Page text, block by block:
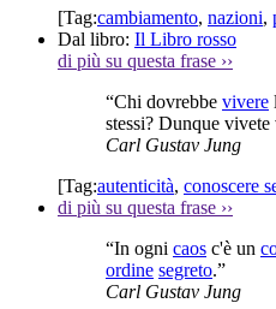
[Tag:cambiamento, nazioni,
Dal libro: Il Libro rosso
di più su questa frase ››
“Chi dovrebbe vivere
stessi? Dunque vivete
Carl Gustav Jung
[Tag:autenticità, conoscere
di più su questa frase ››
“In ogni caos c'è un
ordine segreto.”
Carl Gustav Jung